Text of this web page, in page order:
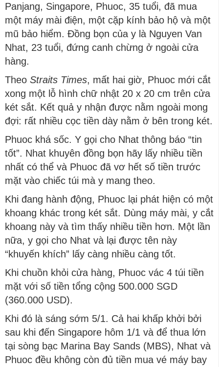
Panjang, Singapore, Phuoc, 35 tuổi, đã mua
một máy mài điện, một cặp kính bảo hộ và một
mũ bảo hiểm. Đồng bọn của y là Nguyen Van
Nhat, 23 tuổi, đứng canh chừng ở ngoài cửa
hàng.
Theo Straits Times, mất hai giờ, Phuoc mới cắt
xong một lỗ hình chữ nhật 20 x 20 cm trên cửa
két sắt. Kết quả y nhận được nằm ngoài mong
đợi: rất nhiều cọc tiền dày nằm ở bên trong két.
Phuoc khá sốc. Y gọi cho Nhat thông báo “tin
tốt”. Nhat khuyên đồng bọn hãy lấy nhiều tiền
nhất có thể và Phuoc đã vơ hết số tiền trước
mặt vào chiếc túi mà y mang theo.
Khi đang hành động, Phuoc lại phát hiện có một
khoang khác trong két sắt. Dùng máy mài, y cắt
khoang này và tìm thấy nhiều tiền hơn. Một lần
nữa, y gọi cho Nhat và lại được tên này
“khuyến khích” lấy càng nhiều càng tốt.
Khi chuồn khỏi cửa hàng, Phuoc vác 4 túi tiền
mặt với số tiền tổng cộng 500.000 SGD
(360.000 USD).
Khi đó là sáng sớm 5/1. Cả hai khấp khởi bởi
sau khi đến Singapore hôm 1/1 và để thua lớn
tại sòng bạc Marina Bay Sands (MBS), Nhat và
Phuoc đều không còn đủ tiền mua vé máy bay